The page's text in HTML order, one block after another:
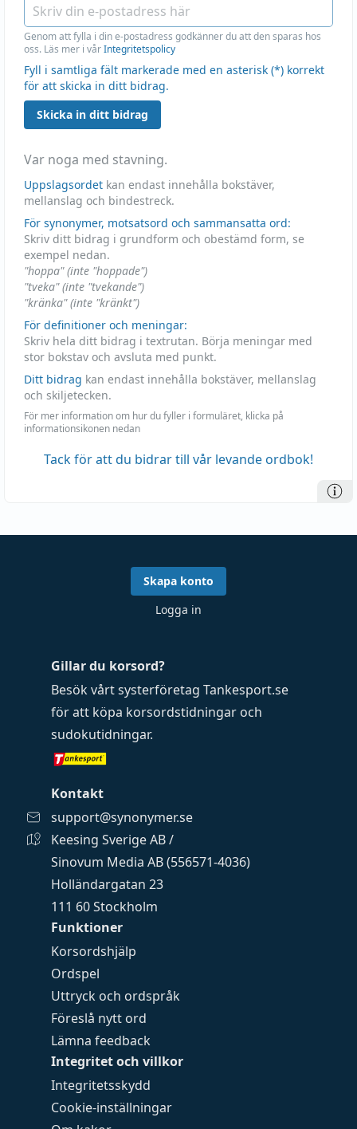
Genom att fylla i din e-postadress godkänner du att den sparas hos
oss. Läs mer i vårIntegritetspolicy
Fyll i samtliga fält markerade med en asterisk (*) korrekt
för att skicka in ditt bidrag.
Skicka in ditt bidrag
Var noga med stavning.
Uppslagsordet kan endast innehålla bokstäver,
mellanslag och bindestreck.
För synonymer, motsatsord och sammansatta ord:
Skriv ditt bidrag i grundform och obestämd form, se
exempel nedan.
"hoppa" (inte "hoppade")
"tveka" (inte "tvekande")
"kränka" (inte "kränkt")
För definitioner och meningar:
Skriv hela ditt bidrag i textrutan. Börja meningar med
stor bokstav och avsluta med punkt.
Ditt bidrag kan endast innehålla bokstäver, mellanslag
och skiljetecken.
För mer information om hur du fyller i formuläret, klicka på
informationsikonen nedan
Tack för att du bidrar till vår levande ordbok!
Funktioner
Korsordshjälp
Ordspel
Uttryck och ordspråk
Föreslå nytt ord
Lämna feedback
Integritet och villkor
Integritetsskydd
Cookie-inställningar
Gillar du korsord?
Besök vårt systerföretag Tankesport.se
för att köpa korsordstidningar och
sudokutidningar.
Kontakt
support@synonymer.se
Keesing Sverige AB /
Sinovum Media AB (556571-4036)
Holländargatan 23
111 60 Stockholm
Skapa konto
Logga in